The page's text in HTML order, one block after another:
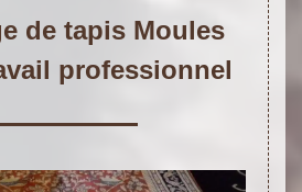
de tapis Moules
professionnel